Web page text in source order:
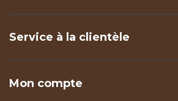
Service à la clientèle
Mon compte